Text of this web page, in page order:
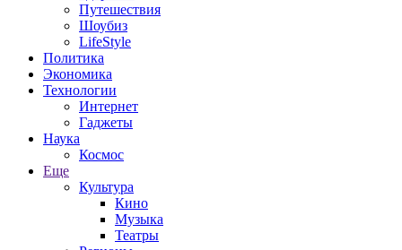
Путешествия
Шоубиз
LifeStyle
Политика
Экономика
Технологии
Интернет
Гаджеты
Наука
Космос
Еще
Культура
Кино
Музыка
Театры